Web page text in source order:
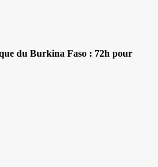
du Burkina Faso : 72h pour